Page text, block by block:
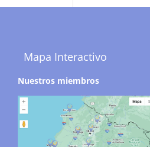
Mapa Interactivo
Nuestros miembros